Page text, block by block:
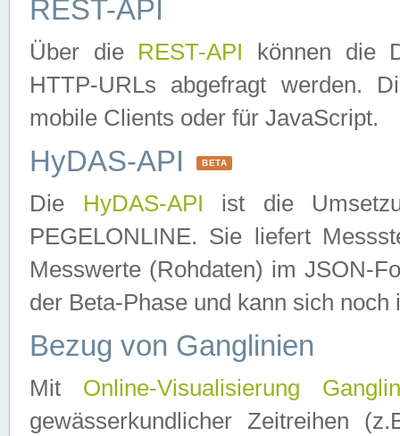
REST-API
Über die REST-API können die
HTTP-URLs abgefragt werden.
mobile Clients oder für JavaScript.
HyDAS-API BETA
Die HyDAS-API ist die
PEGELONLINE. Sie liefert
Messwerte (Rohdaten) im JSON-
der Beta-Phase und kann sich noch
Bezug von Ganglinien
Mit Online-Visualisierung
gewässerkundlicher Zeitreihen